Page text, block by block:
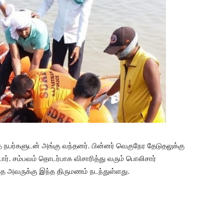
நபர்களுடன் அங்கு வந்தனர். பின்னர் வெகுநேர தேடுதலுக்கு
சம்பவம் தொடர்பாக விசாரித்து வரும் பொலிசார்
அவருக்கு இந்த திருமணம் நடந்துள்ளது.